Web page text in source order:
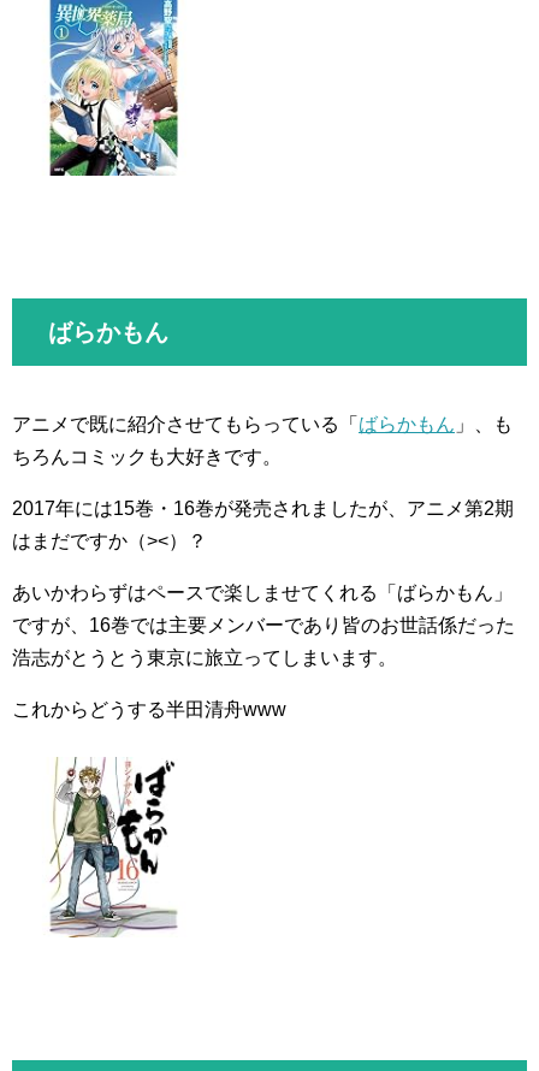
ばらかもん
アニメで既に紹介させてもらっている「 ばらかもん 」、も
ちろんコミックも大好きです。
2017年には15巻・16巻が発売されましたが、アニメ第2期
はまだですか（><）？
あいかわらずはペースで楽しませてくれる「ばらかもん」
ですが、16巻では主要メンバーであり皆のお世話係だった
浩志がとうとう東京に旅立ってしまいます。
これからどうする半田清舟www